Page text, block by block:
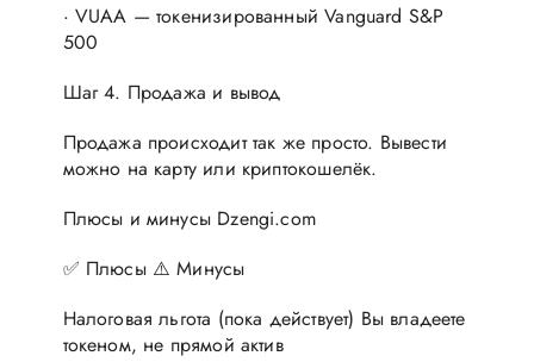
· VUAA — токенизированный Vanguard S&P
500
Шаг 4. Продажа и вывод
Продажа происходит так же просто. Вывести
можно на карту или криптокошелёк.
Плюсы и минусы Dzengi.com
✅ Плюсы ⚠️ Минусы
Налоговая льгота (пока действует) Вы владеете
токеном, не прямой актив